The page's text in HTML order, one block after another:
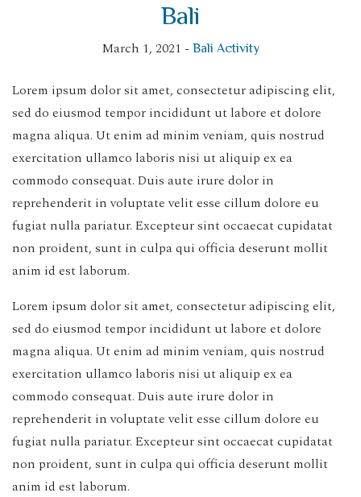
Bali
March 1, 2021 - Bali Activity
Lorem ipsum dolor sit amet, consectetur adipiscing elit,
sed do eiusmod tempor incididunt ut labore et dolore
magna aliqua. Ut enim ad minim veniam, quis nostrud
exercitation ullamco laboris nisi ut aliquip ex ea
commodo consequat. Duis aute irure dolor in
reprehenderit in voluptate velit esse cillum dolore eu
fugiat nulla pariatur. Excepteur sint occaecat cupidatat
non proident, sunt in culpa qui officia deserunt mollit
anim id est laborum.
Lorem ipsum dolor sit amet, consectetur adipiscing elit,
sed do eiusmod tempor incididunt ut labore et dolore
magna aliqua. Ut enim ad minim veniam, quis nostrud
exercitation ullamco laboris nisi ut aliquip ex ea
commodo consequat. Duis aute irure dolor in
reprehenderit in voluptate velit esse cillum dolore eu
fugiat nulla pariatur. Excepteur sint occaecat cupidatat
non proident, sunt in culpa qui officia deserunt mollit
anim id est laborum.